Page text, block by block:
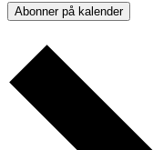
Abonner på kalender